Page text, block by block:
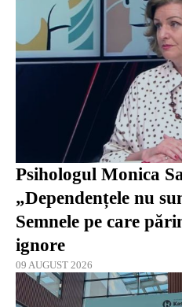
Psihologul Monica
„Dependențele nu
Semnele pe care
ignore
09 AUGUST 2026